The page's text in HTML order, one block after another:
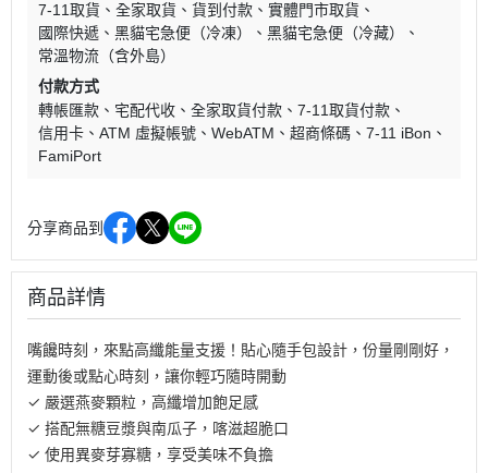
7-11取貨
全家取貨 貨到付款
實體門市取貨
國際快遞
黑貓宅急便（冷凍）
黑貓宅急便（冷藏）
常溫物流（含外島）
付款方式
轉帳匯款
宅配代收 全家取貨付款
7-11取貨付款
信用卡
ATM 虛擬帳號 WebATM 超商條碼
7-11 iBon
FamiPort
分享商品到
商品詳情
嘴饞時刻，來點高纖能量支援！貼心隨手包設計，份量剛剛好，
運動後或點心時刻，讓你輕巧隨時開動
✓ 嚴選燕麥顆粒，高纖增加飽足感
✓ 搭配無糖豆漿與南瓜子，喀滋超脆口
✓ 使用異麥芽寡糖，享受美味不負擔